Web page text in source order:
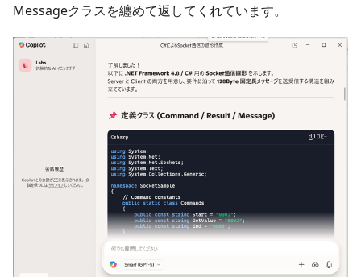
Messageクラスを纏めて返してくれています。